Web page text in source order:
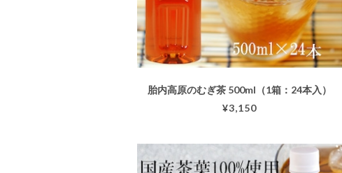
胎内高原のむぎ茶 500ml（1箱：24本入）
¥3,150